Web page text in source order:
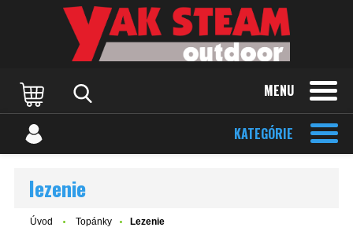
MENU
KATEGÓRIE
lezenie
Úvod Topánky Lezenie